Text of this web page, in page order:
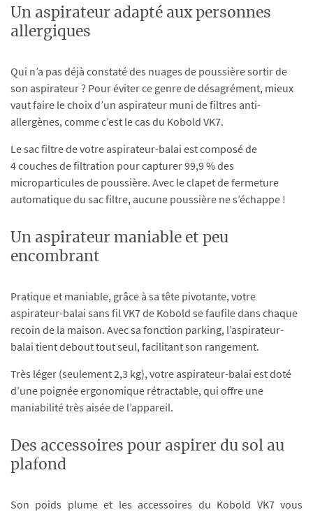
Un aspirateur adapté aux personnes
allergiques
Qui n’a pas déjà constaté des nuages de poussière sortir de
son aspirateur ? Pour éviter ce genre de désagrément, mieux
vaut faire le choix d’un aspirateur muni de filtres anti-
allergènes, comme c’est le cas du Kobold VK7.
Le sac filtre de votre aspirateur-balai est composé de
4 couches de filtration pour capturer 99,9 % des
microparticules de poussière. Avec le clapet de fermeture
automatique du sac filtre, aucune poussière ne s’échappe !
Un aspirateur maniable et peu
encombrant
Pratique et maniable, grâce à sa tête pivotante, votre
aspirateur-balai sans fil VK7 de Kobold se faufile dans chaque
recoin de la maison. Avec sa fonction parking, l’aspirateur-
balai tient debout tout seul, facilitant son rangement.
Très léger (seulement 2,3 kg), votre aspirateur-balai est doté
d’une poignée ergonomique rétractable, qui offre une
maniabilité très aisée de l’appareil.
Des accessoires pour aspirer du sol au
plafond
Son poids plume et les accessoires du Kobold VK7 vous